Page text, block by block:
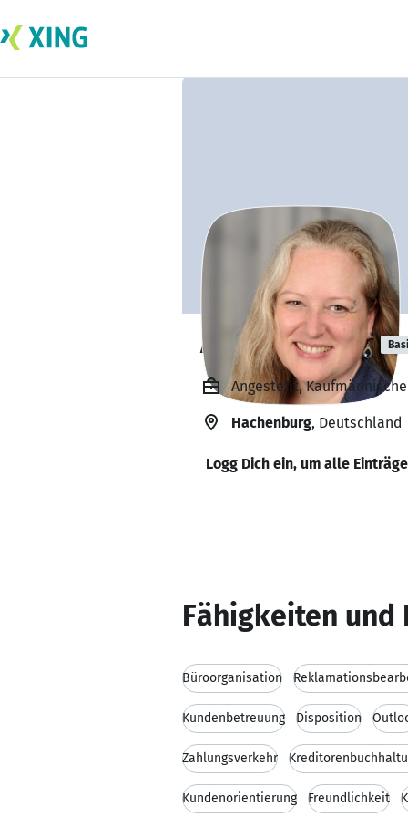
Antje Jacobsen
Angestellt,
Hachenburg, Deutschland
Logg Dich ein, um alle
Fähigkeiten und
Büroorganisation
Kundenbetreuung Disposition
Zahlungsverkehr
Kundenorientierung Freundlichkeit